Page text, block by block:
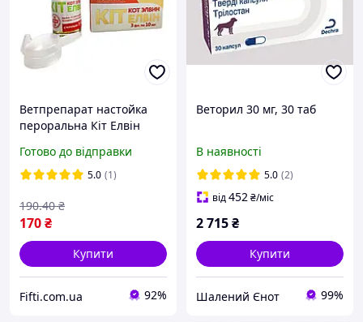
Ветпрепарат настойка
пероральна Кіт Елвін
по 10 мл
Готово до відправки
5.0 (1)
170₴
190.40 ₴
Купити
Fifti.com.ua 92%
Веторил 30 мг, 30 таб
В наявності
5.0 (2)
від452₴/міс
2 715₴
Купити
Шалений Єнот 99%